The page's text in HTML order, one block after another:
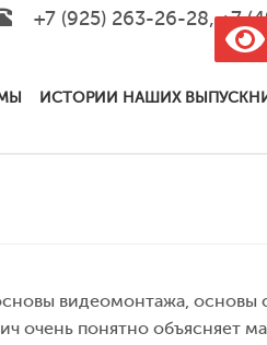
+7 (925) 263-26-28,+7
ИСТОРИИ НАШИХ
видеомонтажа, основы
очень понятно объясняет